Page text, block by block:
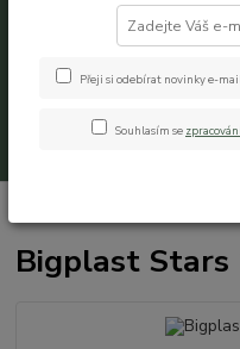
Bigplast Stars
Přeji si odebírat novinky e-
Souhlasím se